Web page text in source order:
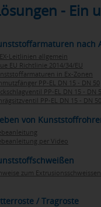
-
nach
Leitlinien allgemein
EU Richtlinie 2014/34/EU
in Ex-Zonen
PP-EL DN 15 - DN 50
PP-EL DN 15 - DN
PP-EL DN 15 - DN 50
von
per Video
zum Extrusionsschweissen
/ Tragroste